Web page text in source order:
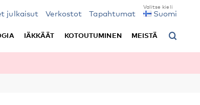
julkaisut Verkostot Tapahtumat Suomi
IÄKKÄÄT KOTOUTUMINEN MEISTÄ